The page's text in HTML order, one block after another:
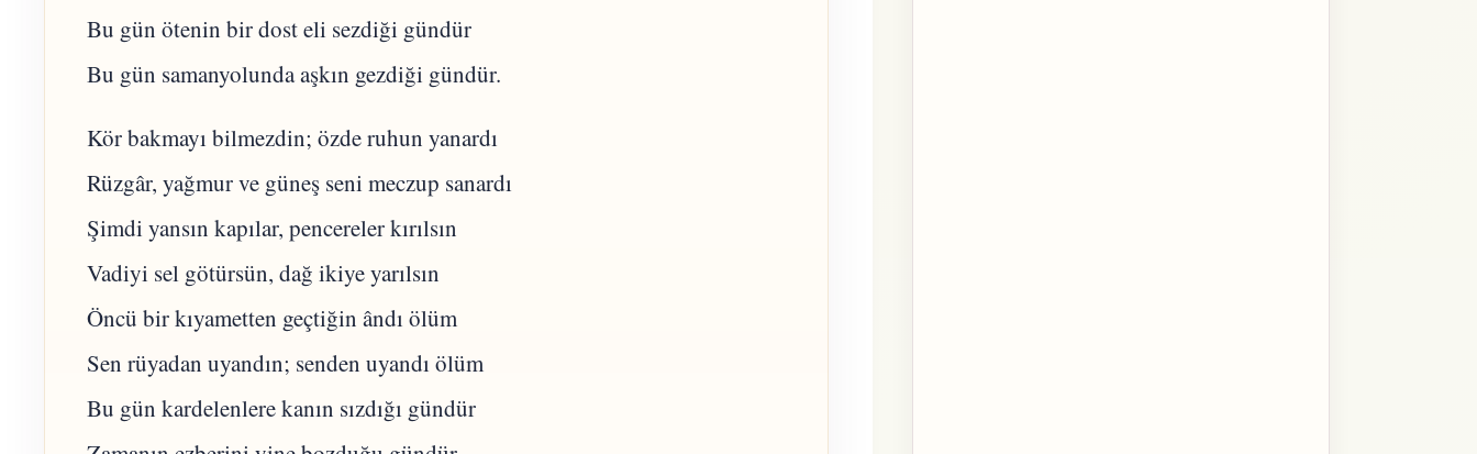
Bu gün ötenin bir dost eli sezdiği gündür
Bu gün samanyolunda aşkın gezdiği gündür.
Kör bakmayı bilmezdin; özde ruhun yanardı
Rüzgâr, yağmur ve güneş seni meczup sanardı
Şimdi yansın kapılar, pencereler kırılsın
Vadiyi sel götürsün, dağ ikiye yarılsın
Öncü bir kıyametten geçtiğin ândı ölüm
Sen rüyadan uyandın; senden uyandı ölüm
Bu gün kardelenlere kanın sızdığı gündür